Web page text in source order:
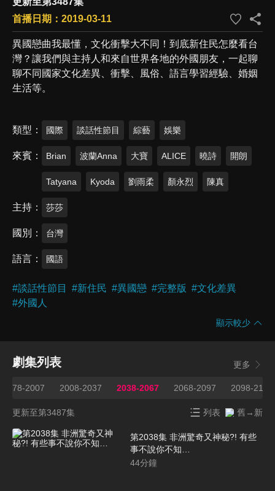
首播日期：2019-03-11
異國戀曲我最懂，文化衝擊大不同！到底新住民怎麼看台
灣？讓我們與主持人和來自世界各地的外國朋友，一起聊
聊不同國家文化差異、衝擊、風俗、語言學習經驗、婚姻
生活等。
類型 國際 談話性節目 綜藝 娛樂
來賓 Brian 波蘭Anna 大寶 ALICE 曉詩 開朗
Tatyana Kyoda 劉雨柔 顏永烈 陳真
主持 莎莎
國別 台灣
語言 國語
#談話性節目 #新住民 #異國戀 #完整版 #文化差異
#外國人
顯示較少
劇集列表 更多
1978-2007 2008-2037 2038-2067 2068-2097 2098-2127
更新至第3487集 列表 舊→新
第2038集 非洲驚奇又神秘?! 有些
事不說你不知…
44分鐘